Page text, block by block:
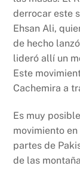
derrocar este
Ehsan Ali,
de hecho
lideró allí un
Este
Cachemira a
Es muy
movimiento
partes de
de las